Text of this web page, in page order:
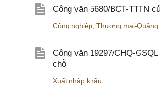
Công văn 5680/BCT-TTTN
Công nghiệp Thương mại-Quảng
Công văn 19297/CHQ-
chỗ
Xuất nhập khẩu